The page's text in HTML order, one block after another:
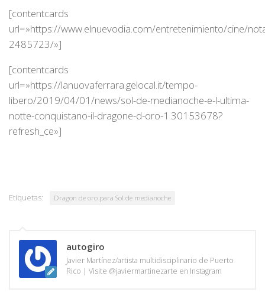
[contentcards
url=»https://www.elnuevodia.com/entretenimiento/cine/
2485723/»]
[contentcards
url=»https://lanuovaferrara.gelocal.it/tempo-
libero/2019/04/01/news/sol-de-medianoche-e-l-ultima-
notte-conquistano-il-dragone-d-oro-1.30153678?
refresh_ce»]
Etiquetas: Dragon de oro para Sol de medianoche
autogiro
Javier Martínez/artista multidisciplinario de Puerto
Rico | Visite @javiermartinezarte en Instagram